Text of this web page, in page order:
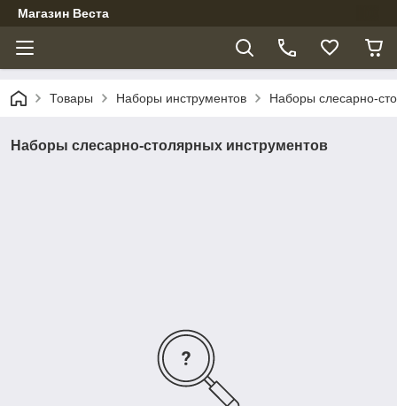
Магазин Веста
Товары Наборы инструментов Наборы слесарно-
Наборы слесарно-столярных инструментов